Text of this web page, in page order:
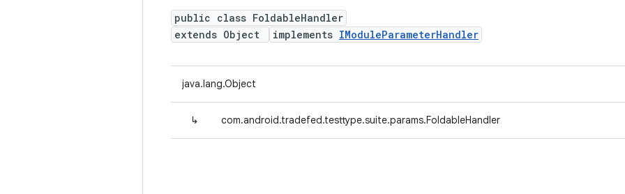
public class FoldableHandler
extends Object
implements IModuleParameterHandler
java.lang.Object
↳ com.android.tradefed.testtype.suite.params.FoldableHandler